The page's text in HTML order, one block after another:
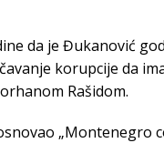
da je Đukanović
korupcije da
Rašidom.
„Montenegro